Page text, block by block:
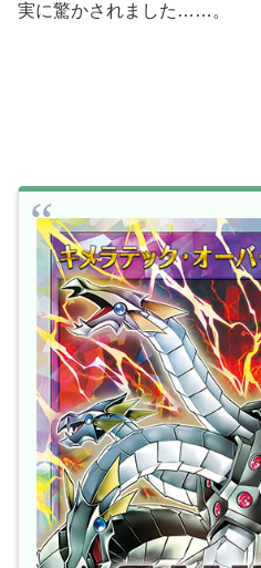
実に驚かされました……。